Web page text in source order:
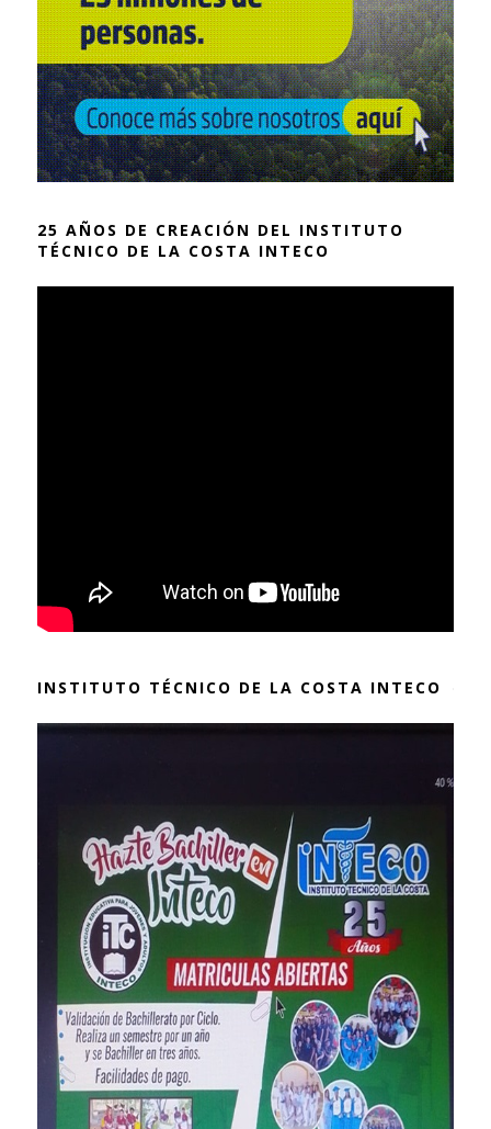
25 AÑOS DE CREACIÓN DEL INSTITUTO
TÉCNICO DE LA COSTA INTECO
INSTITUTO TÉCNICO DE LA COSTA INTECO